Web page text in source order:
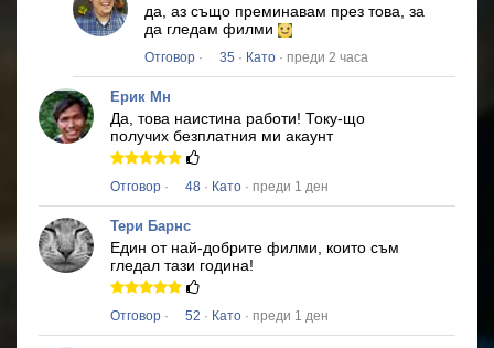
да, аз също преминавам през това, за
да гледам филми
Отговор · 35 · Като · преди 2 часа
Ерик Мн
Да, това наистина работи! Току-що
получих безплатния ми акаунт
Отговор · 48 · Като · преди 1 ден
Тери Барнс
Един от най-добрите филми, които съм
гледал тази година!
Отговор · 52 · Като · преди 1 ден